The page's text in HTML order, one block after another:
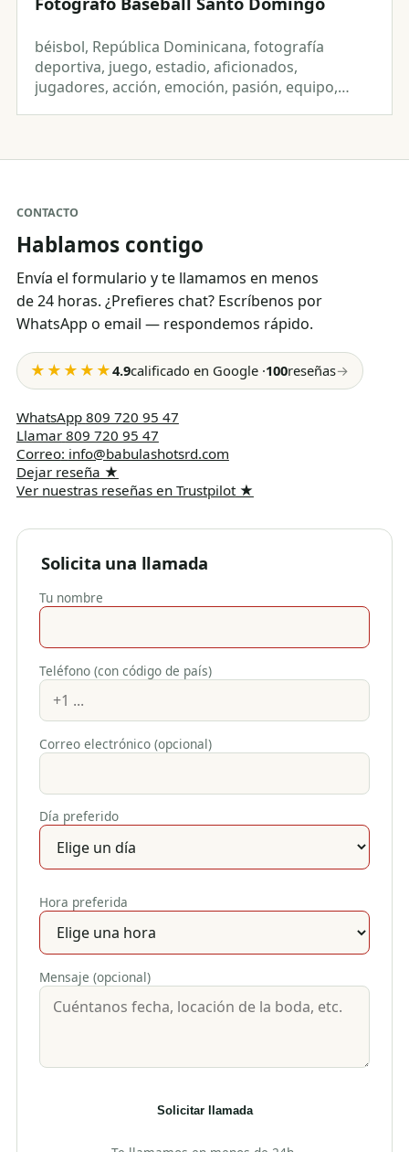
béisbol, República Dominicana, fotografía
deportiva, juego, estadio, aficionados,
jugadores, acción, emoción, pasión, equipo,
CONTACTO
Hablamos contigo
Envía el formulario y te llamamos en menos
de 24 horas. ¿Prefieres chat? Escríbenos por
WhatsApp o email — respondemos rápido.
★★★★★4.9calificado en Google ·100reseñas→
WhatsApp 809 720 95 47
Llamar 809 720 95 47
Correo: info@babulashotsrd.com
Dejar reseña ★
Ver nuestras reseñas en Trustpilot★
Solicita una llamada
Tu nombre
Teléfono (con código de país)
Correo electrónico (opcional)
Día preferido
Hora preferida
Mensaje (opcional)
Solicitar llamada